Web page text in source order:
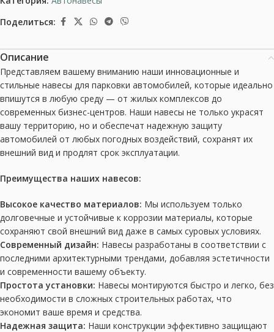
Поделиться:
Описание
Представляем вашему вниманию наши инновационные и
стильные навесы для парковки автомобилей, которые идеально
впишутся в любую среду — от жилых комплексов до
современных бизнес-центров. Наши навесы не только украсят
вашу территорию, но и обеспечат надежную защиту
автомобилей от любых погодных воздействий, сохранят их
внешний вид и продлят срок эксплуатации.
Преимущества наших навесов:
Высокое качество материалов: Мы используем только
долговечные и устойчивые к коррозии материалы, которые
сохраняют свой внешний вид даже в самых суровых условиях.
Современный дизайн: Навесы разработаны в соответствии с
последними архитектурными трендами, добавляя эстетичности
и современности вашему объекту.
Простота установки: Навесы монтируются быстро и легко, без
необходимости в сложных строительных работах, что
экономит ваше время и средства.
Надежная защита: Наши конструкции эффективно защищают